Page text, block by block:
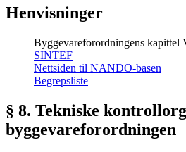
Henvisninger
Byggevareforordningens kapittel
SINTEF
Nettsiden til NANDO-basen
Begrepsliste
§ 8. Tekniske
byggevareforordningen